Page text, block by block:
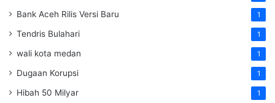
Bank Aceh Rilis Versi Baru 1
Tendris Bulahari 1
wali kota medan 1
Dugaan Korupsi 1
Hibah 50 Milyar 1